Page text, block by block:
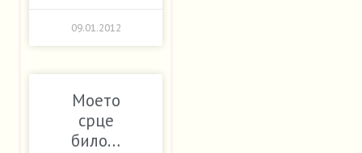
09.01.2012
Моето
срце
било…